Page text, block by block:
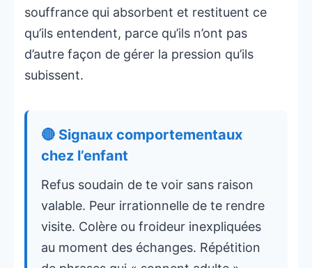
souffrance qui absorbent et restituent ce
qu’ils entendent, parce qu’ils n’ont pas
d’autre façon de gérer la pression qu’ils
subissent.
🔴 Signaux comportementaux
chez l’enfant
Refus soudain de te voir sans raison
valable. Peur irrationnelle de te rendre
visite. Colère ou froideur inexpliquées
au moment des échanges. Répétition